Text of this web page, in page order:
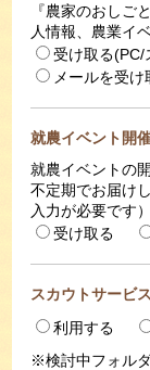
『農家のおしご
人情報、農業イ
受け取る(PC/
メールを受
就農イベント開
就農イベントの
不定期でお届け
入力が必要です）
受け取る
スカウトサービス
利用する
※検討中フォル